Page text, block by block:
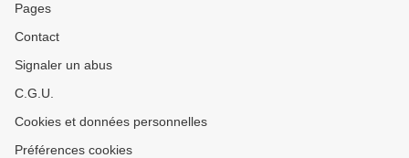
Pages
Contact
Signaler un abus
C.G.U.
Cookies et données personnelles
Préférences cookies